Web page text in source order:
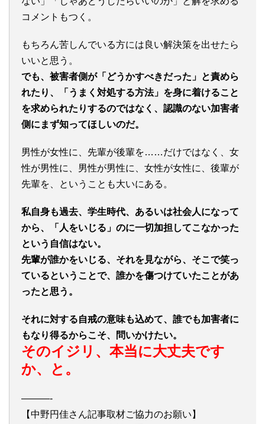
コメントもつく。
もちろん苦しんでいる方には良い解決策を出せたら
いいと思う。
でも、被害者側が「どうかすべきだった」と責めら
れたり、「うまく対処する方法」を身に着けること
を求められたりするのではなく、認識のない加害者
側にまず知ってほしいのだ。
男性が女性に、先輩が後輩を……だけではなく、女
性が男性に、男性が男性に、女性が女性に、後輩が
先輩を、ということも大いにある。
私自身も過去、学生時代、あるいは社会人になって
から、「人をいじる」のに一切加担してこなかった
という自信はない。
先輩が誰かをいじる、それを見ながら、そこで笑っ
ているということで、誰かを傷つけていたことがあ
ったと思う。
それに対する自戒の意味も込めて、誰でも加害者に
もなり得るからこそ、問いかけたい。
そのイジリ、本当に大丈夫です
か、と。
———-
【中野円佳さん記事取材ご協力のお願い】